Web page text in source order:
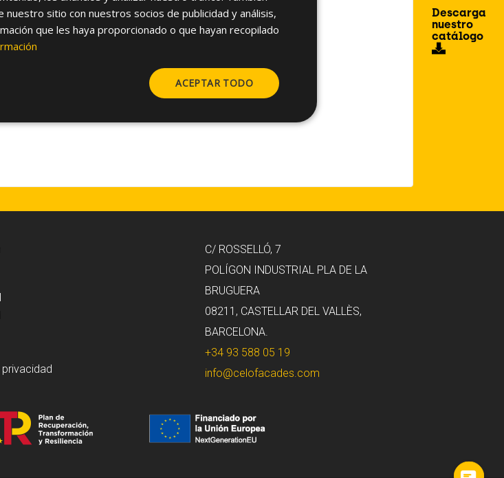
C/ ROSSELLÓ, 7
POLÍGON INDUSTRIAL PLA DE LA
BRUGUERA
08211, CASTELLAR DEL VALLÈS,
BARCELONA.
+34 93 588 05 19
info@celofacades.com
Descarga
nuestro
catálogo
ENGLISH
sitio con nuestros socios de publicidad y análisis,
que les haya proporcionado o que hayan recopilado
ACEPTAR TODO